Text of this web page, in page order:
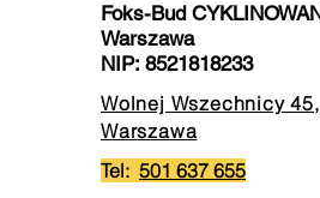
Dlaczego kierunek
ułożenia parkietu
odbiór całego
Foks-Bud
Warszawa
NIP: 8521818233
Wolnej Wszechnicy
Warszawa
Tel: 501 637 655